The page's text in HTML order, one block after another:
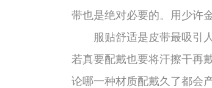
带也是绝对必要的。用少许
服贴舒适是皮带最吸引人
若真要配戴也要将汗擦干再
论哪一种材质配戴久了都会